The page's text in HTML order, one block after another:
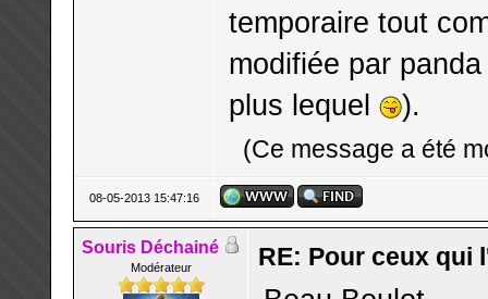
temporaire tout
modifiée par
plus lequel
).
(Ce message a été
08-05-2013 15:47:16
Souris Déchainé
Modérateur RE: Pour ceux qui